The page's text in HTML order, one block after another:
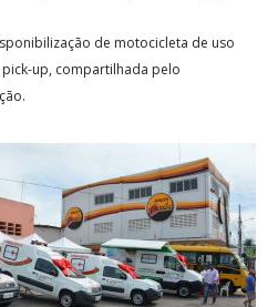
de motocicleta de uso
up, compartilhada pelo